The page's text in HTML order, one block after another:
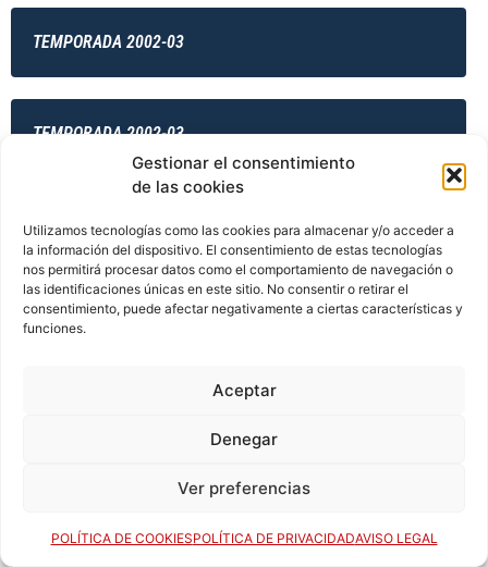
Gestionar el consentimiento
de las cookies
Utilizamos tecnologías como las cookies para almacenar y/o acceder a
la información del dispositivo. El consentimiento de estas tecnologías
nos permitirá procesar datos como el comportamiento de navegación o
las identificaciones únicas en este sitio. No consentir o retirar el
consentimiento, puede afectar negativamente a ciertas características y
funciones.
Aceptar
Denegar
Ver preferencias
POLÍTICA DE COOKIESPOLÍTICA DE PRIVACIDADAVISO LEGAL
TEMPORADA 2002-03
TEMPORADA 2002-03
TEMPORADA 2003-04
TEMPORADA 2003-04
TEMPORADA 2003-04